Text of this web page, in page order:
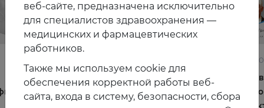
Постменопауза на приёме: алгоритмы для
терапевта
и
и
веб-сайте, предназначена исключительно
для специалистов здравоохранения —
медицинских и фармацевтических
работников.
Также мы используем cookie для
обеспечения корректной работы веб-
сайта, входа в систему, безопасности, сбора